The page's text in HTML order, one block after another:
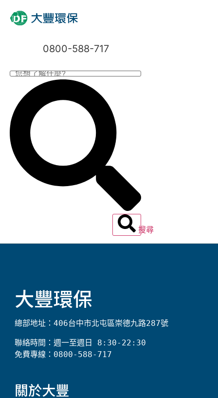
0800-588-717
搜尋
大豐環保
總部地址：406台中市北屯區崇德九路287號
聯絡時間：週一至週日 8:30-22:30
免費專線：0800-588-717
關於大豐